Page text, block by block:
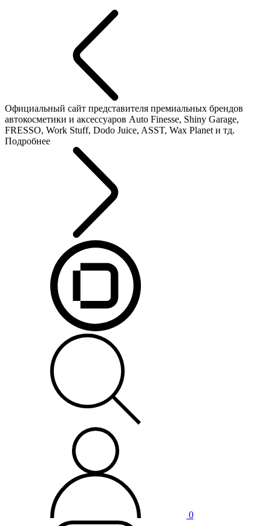
Официальный сайт представителя премиальных брендов
автокосметики и аксессуаров Auto Finesse, Shiny Garage,
FRESSO, Work Stuff, Dodo Juice, ASST, Wax Planet и тд.
Подробнее
0